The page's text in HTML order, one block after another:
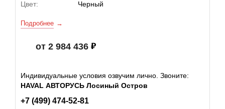
Цвет:
Черный
Подробнее
от 2 984 436
Индивидуальные условия озвучим лично. Звоните:
HAVAL АВТОРУСЬ Лосиный Остров
+7 (499) 474-52-81